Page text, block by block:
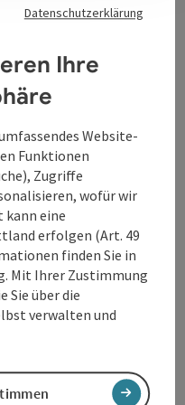
In der Nähe
Datenschutzerklärung
Ihre
Website-
Funktionen
Zugriffe
wofür wir
kann eine
erfolgen (Art. 49
finden Sie in
. Mit Ihrer Zustimmung
Sie über die
verwalten und